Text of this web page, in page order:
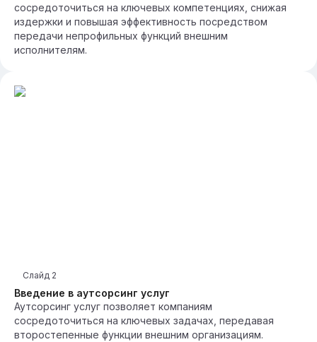
сосредоточиться на ключевых компетенциях, снижая
издержки и повышая эффективность посредством
передачи непрофильных функций внешним
исполнителям.
Введение в аутсорсинг услуг
Слайд 2
Аутсорсинг услуг позволяет компаниям
сосредоточиться на ключевых задачах, передавая
второстепенные функции внешним организациям.